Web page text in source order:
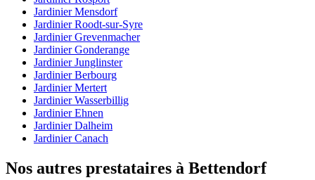
Jardinier Mensdorf
Jardinier Roodt-sur-Syre
Jardinier Grevenmacher
Jardinier Gonderange
Jardinier Junglinster
Jardinier Berbourg
Jardinier Mertert
Jardinier Wasserbillig
Jardinier Ehnen
Jardinier Dalheim
Jardinier Canach
Nos autres prestataires à Bettendorf